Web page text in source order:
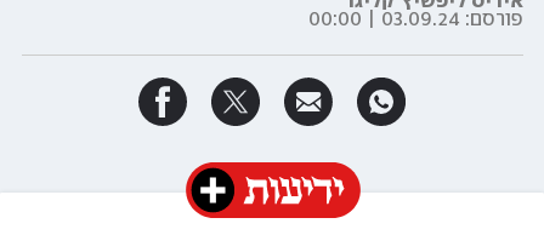
פורסם: 03.09.24 | 00:00